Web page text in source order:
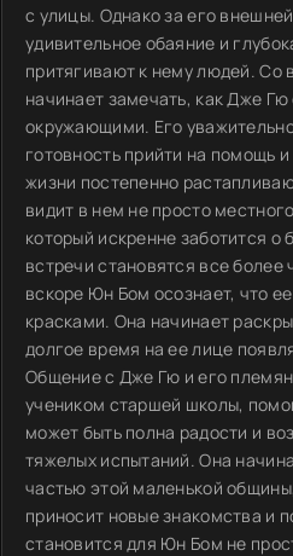
с улицы. Однако за его
удивительное обаяние и
притягивают к нему людей.
начинает замечать, как Дже
окружающими. Его
готовность прийти на помощь
жизни постепенно
видит в нем не просто
который искренне заботится о
встречи становятся все
вскоре Юн Бом осознает, что
красками. Она начинает
долгое время на ее лице
Общение с Дже Гю и его
учеником старшей школы,
может быть полна радости и
тяжелых испытаний. Она
частью этой маленькой
приносит новые знакомства и
становится для Юн Бом не